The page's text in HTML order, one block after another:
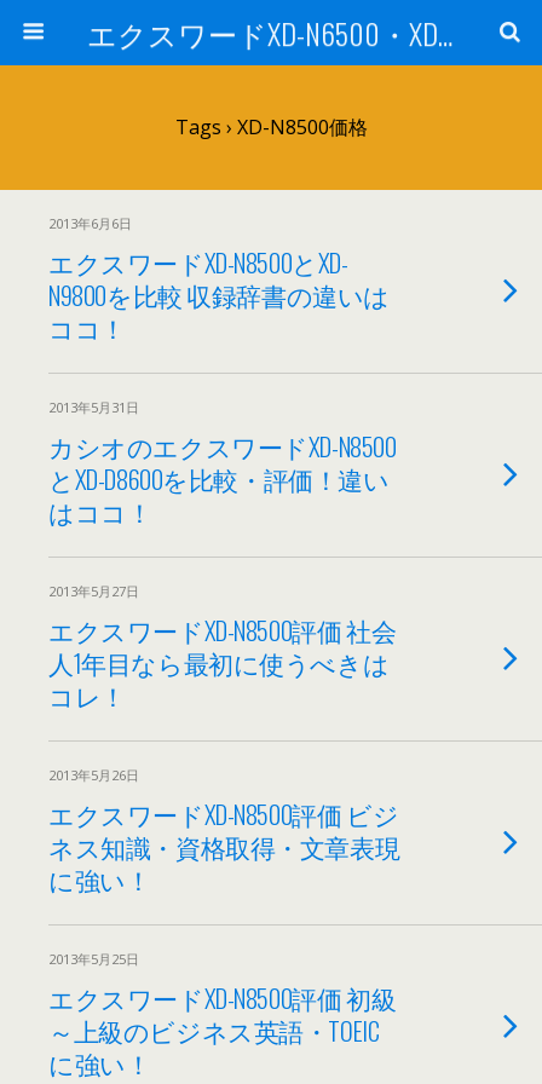
エクスワードXD-N6500・XD-N8500を他機種と比較・評価！ 社会人・大学生に
Tags › XD-N8500価格
2013年6月6日
エクスワードXD-N8500とXD-
N9800を比較 収録辞書の違いは
ココ！
2013年5月31日
カシオのエクスワードXD-N8500
とXD-D8600を比較・評価！違い
はココ！
2013年5月27日
エクスワードXD-N8500評価 社会
人1年目なら最初に使うべきは
コレ！
2013年5月26日
エクスワードXD-N8500評価 ビジ
ネス知識・資格取得・文章表現
に強い！
2013年5月25日
エクスワードXD-N8500評価 初級
～上級のビジネス英語・TOEIC
に強い！